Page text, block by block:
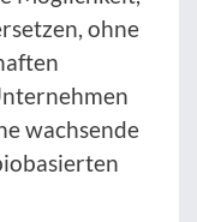
ohne
wachsende